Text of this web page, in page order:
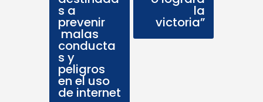
s a
prevenir
malas
conducta
s y
peligros
en el uso
de internet
la
victoria”